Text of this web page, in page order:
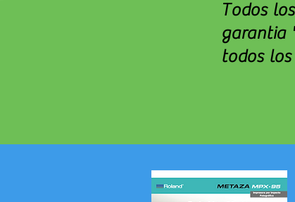
Todos
garantia
todos